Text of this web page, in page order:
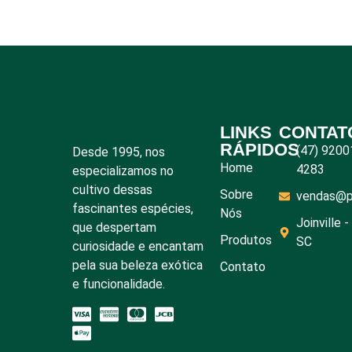
Desde 1995, nos
especializamos no
cultivo dessas
fascinantes espécies,
que despertam
curiosidade e encantam
pela sua beleza exótica
e funcionalidade.
LINKS
RÁPIDOS
Home
Sobre
Nós
Produtos
Contato
(47)
4283
Joinville -
SC